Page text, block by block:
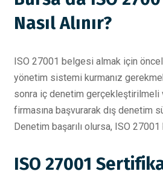
Nasıl Alınır?
ISO 27001 belgesi almak için
yönetim sistemi kurmanız
sonra iç denetim
firmasına başvurarak dış denetim
Denetim başarılı olursa, ISO
ISO 27001